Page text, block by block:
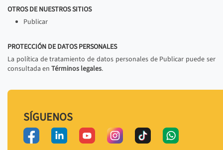
OTROS DE NUESTROS SITIOS
Publicar
PROTECCIÓN DE DATOS PERSONALES
La política de tratamiento de datos personales de Publicar puede ser
consultada en Términos legales.
SÍGUENOS